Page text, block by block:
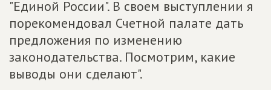
"Единой России". В своем выступлении я
порекомендовал Счетной палате дать
предложения по изменению
законодательства. Посмотрим, какие
выводы они сделают".